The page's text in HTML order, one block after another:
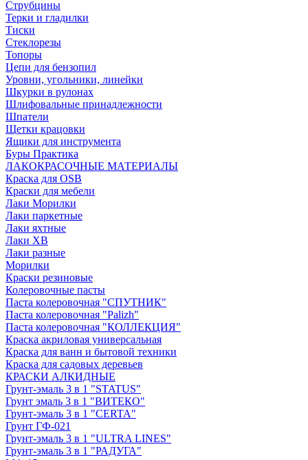
Струбцины
Терки и гладилки
Тиски
Стеклорезы
Топоры
Цепи для бензопил
Уровни, угольники, линейки
Шкурки в рулонах
Шлифовальные принадлежности
Шпатели
Щетки крацовки
Ящики для инструмента
Буры Практика
ЛАКОКРАСОЧНЫЕ МАТЕРИАЛЫ
Краска для OSB
Краски для мебели
Лаки Морилки
Лаки паркетные
Лаки яхтные
Лаки ХВ
Лаки разные
Морилки
Краски резиновые
Колеровочные пасты
Паста колеровочная "СПУТНИК"
Паста колеровочная "Palizh"
Паста колеровочная "КОЛЛЕКЦИЯ"
Краска акриловая универсальная
Краска для ванн и бытовой техники
Краска для садовых деревьев
КРАСКИ АЛКИДНЫЕ
Грунт-эмаль 3 в 1 "STATUS"
Грунт эмаль 3 в 1 "ВИТЕКО"
Грунт-эмаль 3 в 1 "CERTA"
Грунт ГФ-021
Грунт-эмаль 3 в 1 "ULTRA LINES"
Грунт-эмаль 3 в 1 "РАДУГА"